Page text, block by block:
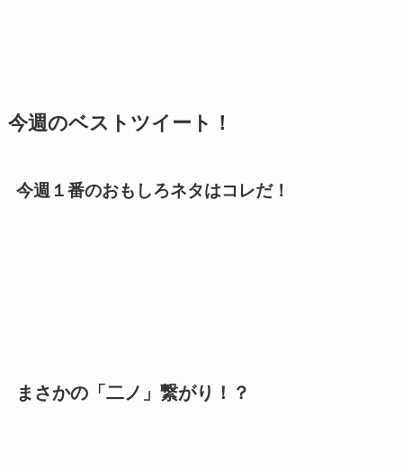
今週のベストツイート！
今週１番のおもしろネタはコレだ！
まさかの「二ノ」繋がり！？